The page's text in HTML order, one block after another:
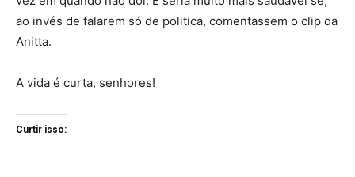
ao invés de falarem só de politica, comentassem o clip da
Anitta.
A vida é curta, senhores!
Curtir isso: